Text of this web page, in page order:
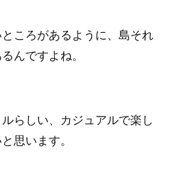
ころがあるように、島それ
んですよね。
らしい、カジュアルで楽し
思います。